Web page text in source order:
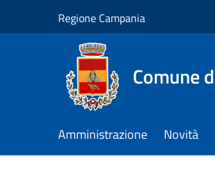
Regione Campania
Comune
Amministrazione Novità